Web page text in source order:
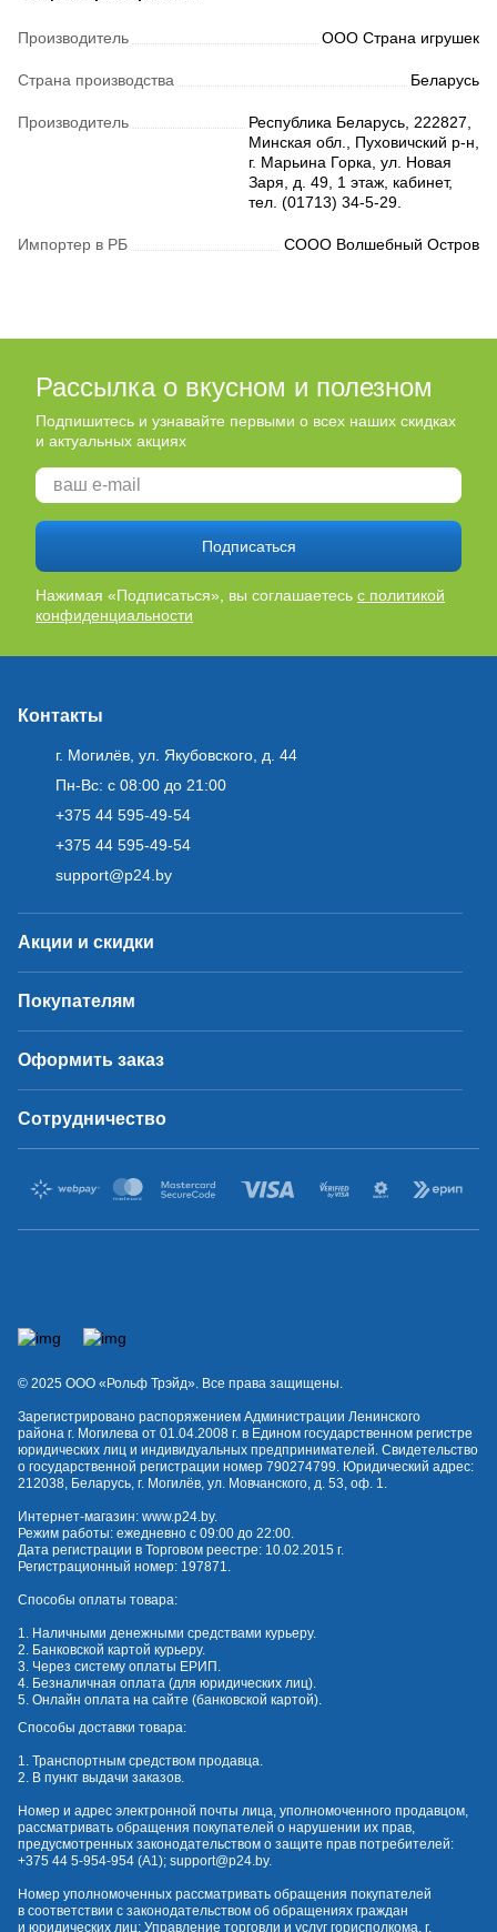
Производитель ООО Страна игрушек
Страна производства Беларусь
Производитель
Республика Беларусь, 222827,
Минская обл., Пуховичский р-н,
г. Марьина Горка, ул. Новая
Заря, д. 49, 1 этаж, кабинет,
тел. (01713) 34-5-29.
Импортер в РБ СООО Волшебный Остров
Рассылка о вкусном и полезном
Подпишитесь и узнавайте первыми о всех наших скидках
и актуальных акциях
Подписаться
Нажимая «Подписаться», вы соглашаетесь с политикой
конфиденциальности
Контакты
г. Могилёв, ул. Якубовского, д. 44
Пн-Вс: с 08:00 до 21:00
+375 44 595-49-54
+375 44 595-49-54
support@p24.by
Акции и скидки
Покупателям
Оформить заказ
Сотрудничество
© 2025 OOO «Рольф Трэйд». Все права защищены.
Зарегистрировано распоряжением Администрации Ленинского
района г. Могилева от 01.04.2008 г. в Едином государственном регистре
юридических лиц и индивидуальных предпринимателей. Свидетельство
о государственной регистрации номер 790274799. Юридический адрес:
212038, Беларусь, г. Могилёв, ул. Мовчанского, д. 53, оф. 1.
Интернет-магазин: www.p24.by.
Режим работы: ежедневно с 09:00 до 22:00.
Дата регистрации в Торговом реестре: 10.02.2015 г.
Регистрационный номер: 197871.
Способы оплаты товара:
1. Наличными денежными средствами курьеру.
2. Банковской картой курьеру.
3. Через систему оплаты ЕРИП.
4. Безналичная оплата (для юридических лиц).
5. Онлайн оплата на сайте (банковской картой).
Способы доставки товара:
1. Транспортным средством продавца.
2. В пункт выдачи заказов.
Номер и адрес электронной почты лица, уполномоченного продавцом,
рассматривать обращения покупателей о нарушении их прав,
предусмотренных законодательством о защите прав потребителей:
+375 44 5-954-954 (А1); support@p24.by.
Номер уполномоченных рассматривать обращения покупателей
в соответствии с законодательством об обращениях граждан
и юридических лиц: Управление торговли и услуг горисполкома, г.